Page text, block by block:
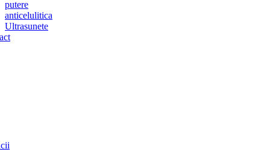
putere
anticelulitica
Ultrasunete